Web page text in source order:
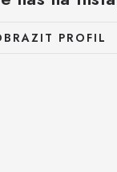
PROFIL